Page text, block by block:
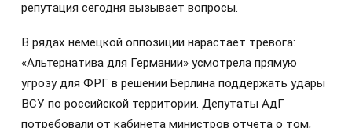
репутация сегодня вызывает вопросы.
В рядах немецкой оппозиции нарастает тревога:
«Альтернатива для Германии» усмотрела прямую
угрозу для ФРГ в решении Берлина поддержать удары
ВСУ по российской территории. Депутаты АдГ
потребовали от кабинета министров отчета о том,